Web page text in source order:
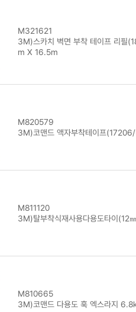
M321621
3M)스카치 벽면 부착 테이프 리
m X 16.5m
M820579
3M)코맨드 액자부착테이프
M811120
3M)탈부착식재사용다용도타이(12
M810665
3M)코맨드 다용도 훅 엑스라지